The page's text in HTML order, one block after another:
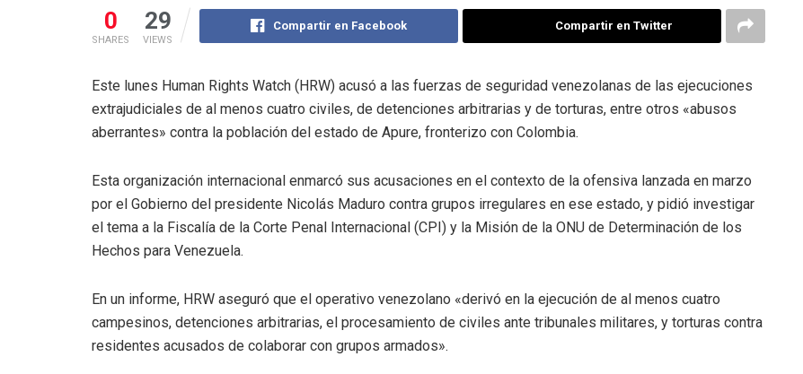
0
SHARES
29
VIEWS
Compartir en Facebook Compartir en Twitter
Este lunes Human Rights Watch (HRW) acusó a las fuerzas de seguridad venezolanas de las ejecuciones
extrajudiciales de al menos cuatro civiles, de detenciones arbitrarias y de torturas, entre otros «abusos
aberrantes» contra la población del estado de Apure, fronterizo con Colombia.
Esta organización internacional enmarcó sus acusaciones en el contexto de la ofensiva lanzada en marzo
por el Gobierno del presidente Nicolás Maduro contra grupos irregulares en ese estado, y pidió investigar
el tema a la Fiscalía de la Corte Penal Internacional (CPI) y la Misión de la ONU de Determinación de los
Hechos para Venezuela.
En un informe, HRW aseguró que el operativo venezolano «derivó en la ejecución de al menos cuatro
campesinos, detenciones arbitrarias, el procesamiento de civiles ante tribunales militares, y torturas contra
residentes acusados de colaborar con grupos armados».